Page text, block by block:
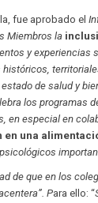
fue aprobado el
Miembros la
y experiencias
de salud y
los programas
en especial en
una
de que en los
Para ello: “